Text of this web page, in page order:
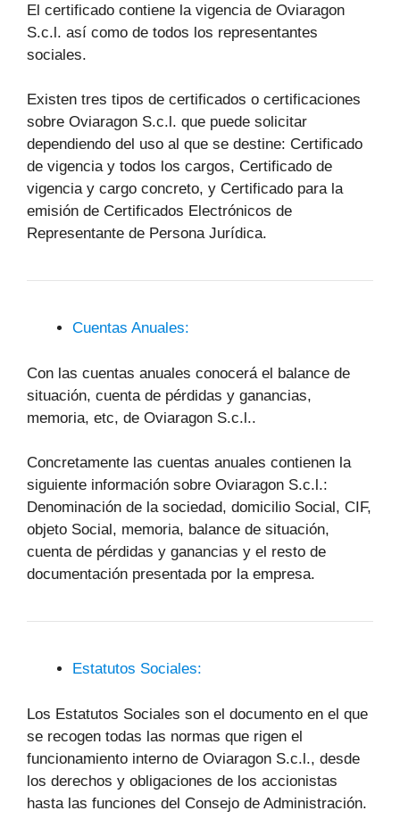
El certificado contiene la vigencia de Oviaragon
S.c.l. así como de todos los representantes
sociales.
Existen tres tipos de certificados o certificaciones
sobre Oviaragon S.c.l. que puede solicitar
dependiendo del uso al que se destine: Certificado
de vigencia y todos los cargos, Certificado de
vigencia y cargo concreto, y Certificado para la
emisión de Certificados Electrónicos de
Representante de Persona Jurídica.
Cuentas Anuales:
Con las cuentas anuales conocerá el balance de
situación, cuenta de pérdidas y ganancias,
memoria, etc, de Oviaragon S.c.l..
Concretamente las cuentas anuales contienen la
siguiente información sobre Oviaragon S.c.l.:
Denominación de la sociedad, domicilio Social, CIF,
objeto Social, memoria, balance de situación,
cuenta de pérdidas y ganancias y el resto de
documentación presentada por la empresa.
Estatutos Sociales:
Los Estatutos Sociales son el documento en el que
se recogen todas las normas que rigen el
funcionamiento interno de Oviaragon S.c.l., desde
los derechos y obligaciones de los accionistas
hasta las funciones del Consejo de Administración.